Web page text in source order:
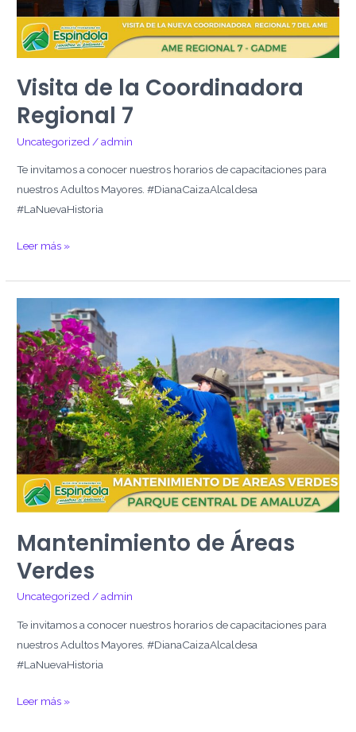
Visita de la Coordinadora
Regional 7
Uncategorized /admin
Te invitamos a conocer nuestros horarios de capacitaciones para
nuestros Adultos Mayores. #DianaCaizaAlcaldesa
#LaNuevaHistoria
Leer más »
Mantenimiento de Áreas
Verdes
Uncategorized/admin
Te invitamos a conocer nuestros horarios de capacitaciones para
nuestros Adultos Mayores. #DianaCaizaAlcaldesa
#LaNuevaHistoria
Mantenimiento
de
Áreas
Verdes
Leer más »